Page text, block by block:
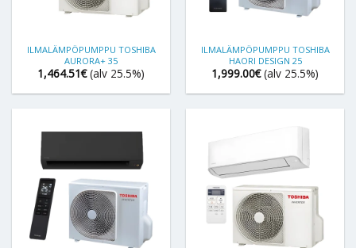
ILMALÄMPÖPUMPPU TOSHIBA
AURORA+ 35
1,464.51€ (alv 25.5%)
ILMALÄMPÖPUMPPU TOSHIBA
HAORI DESIGN 25
1,999.00€ (alv 25.5%)